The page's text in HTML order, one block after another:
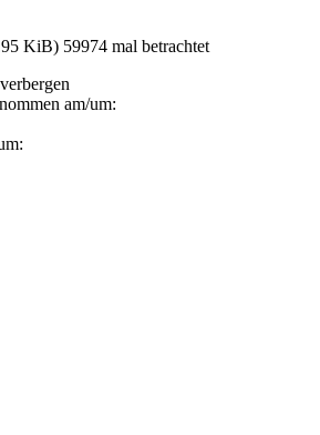
KiB) 59974 mal betrachtet
am/um: